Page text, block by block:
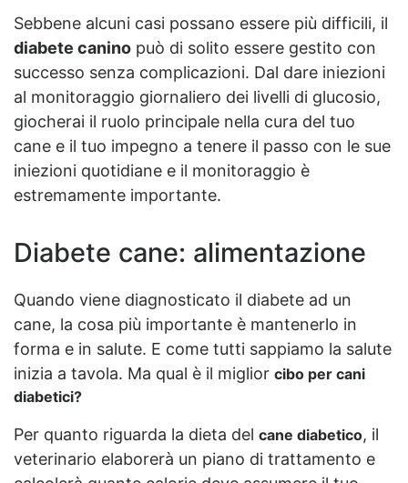
Sebbene alcuni casi possano essere più difficili, il
diabete canino può di solito essere gestito con
successo senza complicazioni. Dal dare iniezioni
al monitoraggio giornaliero dei livelli di glucosio,
giocherai il ruolo principale nella cura del tuo
cane e il tuo impegno a tenere il passo con le sue
iniezioni quotidiane e il monitoraggio è
estremamente importante.
Diabete cane: alimentazione
Quando viene diagnosticato il diabete ad un
cane, la cosa più importante è mantenerlo in
forma e in salute. E come tutti sappiamo la salute
inizia a tavola. Ma qual è il miglior cibo per cani
diabetici?
Per quanto riguarda la dieta del cane diabetico, il
veterinario elaborerà un piano di trattamento e